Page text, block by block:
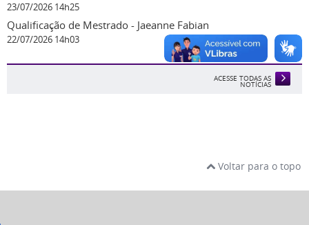
23/07/2026 14h25
Qualificação de Mestrado - Jaeanne Fabian
22/07/2026 14h03
ACESSE TODAS AS
NOTÍCIAS
Voltar para o topo